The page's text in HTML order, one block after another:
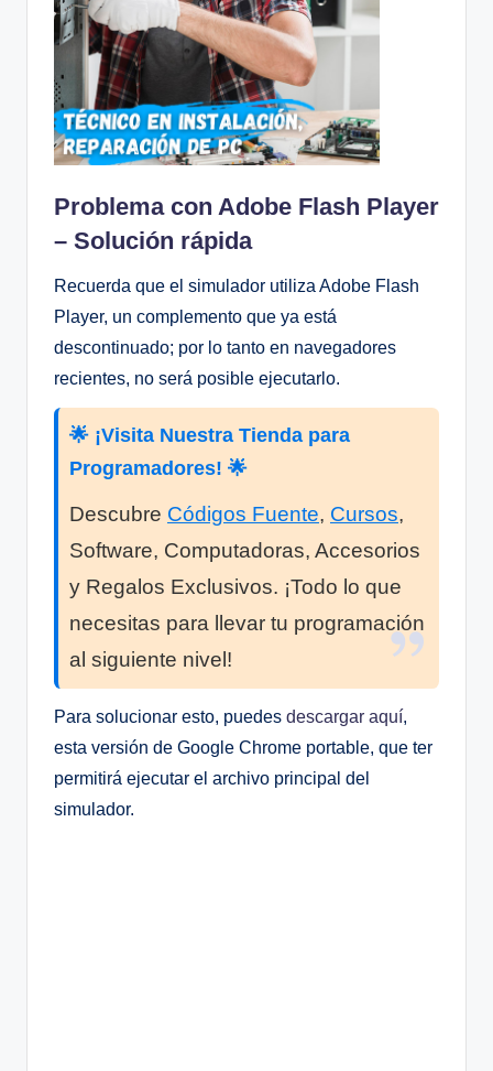
Problema con Adobe Flash Player
– Solución rápida
Recuerda que el simulador utiliza Adobe Flash
Player, un complemento que ya está
descontinuado; por lo tanto en navegadores
recientes, no será posible ejecutarlo.
🌟 ¡Visita Nuestra Tienda para
Programadores! 🌟
Descubre Códigos Fuente, Cursos,
Software, Computadoras, Accesorios
y Regalos Exclusivos. ¡Todo lo que
necesitas para llevar tu programación
al siguiente nivel!
Para solucionar esto, puedes descargar aquí,
esta versión de Google Chrome portable, que ter
permitirá ejecutar el archivo principal del
simulador.